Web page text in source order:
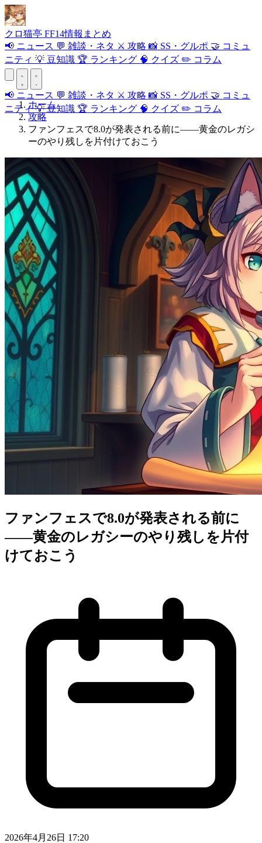
クロ猫亭 FF14情報まとめ
📢 ニュース 💬 雑談・ネタ ⚔️ 攻略 📸 SS・グルポ 🤝 コミュ
ニティ 💡 豆知識 🏆 ランキング 🧠 クイズ ✏️ コラム
📢 ニュース 💬 雑談・ネタ ⚔️ 攻略 📸 SS・グルポ 🤝 コミュ
ニティ💡豆知識 🏆 ランキング 🧠 クイズ ✏️ コラム
ホーム
攻略
ファンフェスで8.0が発表される前に——黄金のレガシ
ーのやり残しを片付けておこう
ファンフェスで8.0が発表される前に
——黄金のレガシーのやり残しを片付
けておこう
2026年4月26日 17:20